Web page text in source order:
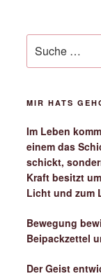
nach:
MIR HATS
Im Leben
einem das
schickt,
Kraft besitzt
Licht und zum
Bewegung
Beipackzettel
Der Geist